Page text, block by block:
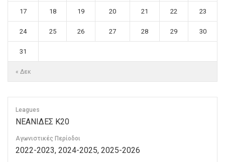
« Δεκ
17 18 19 20 21 22 23
24 25 26 27 28 29 30
31
Leagues
ΝΕΑΝΙΔΕΣ Κ20
Αγωνιστικές Περίοδοι
2022-2023, 2024-2025, 2025-2026